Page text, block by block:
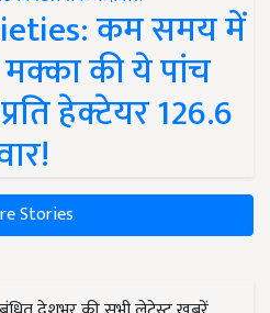
कम समय में
मक्का की ये पांच
हेक्टेयर 126.6
Stories